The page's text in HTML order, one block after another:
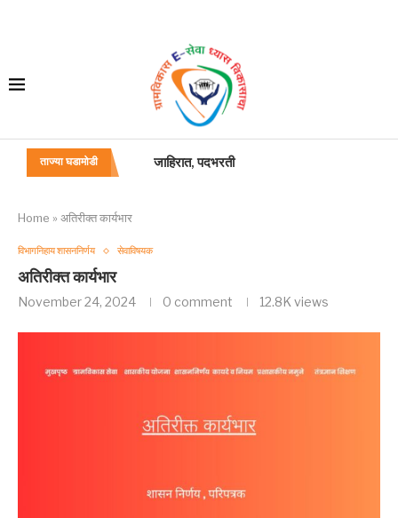
ताज्या घडामोडी
जाहिरात, पदभरती
Home » अतिरीक्त कार्यभार
विभागनिहाय शासननिर्णय सेवाविषयक
अतिरीक्त कार्यभार
November 24, 2024 0 comment 12.8K views